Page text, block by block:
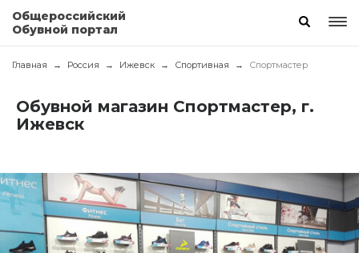
Общероссийский
Обувной портал
Главная Россия Ижевск Спортивная Спортмастер
Обувной магазин Спортмастер, г.
Ижевск